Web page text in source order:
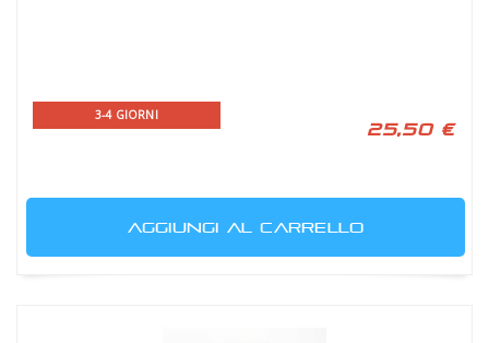
3-4 GIORNI
25,50 €
AGGIUNGI AL CARRELLO